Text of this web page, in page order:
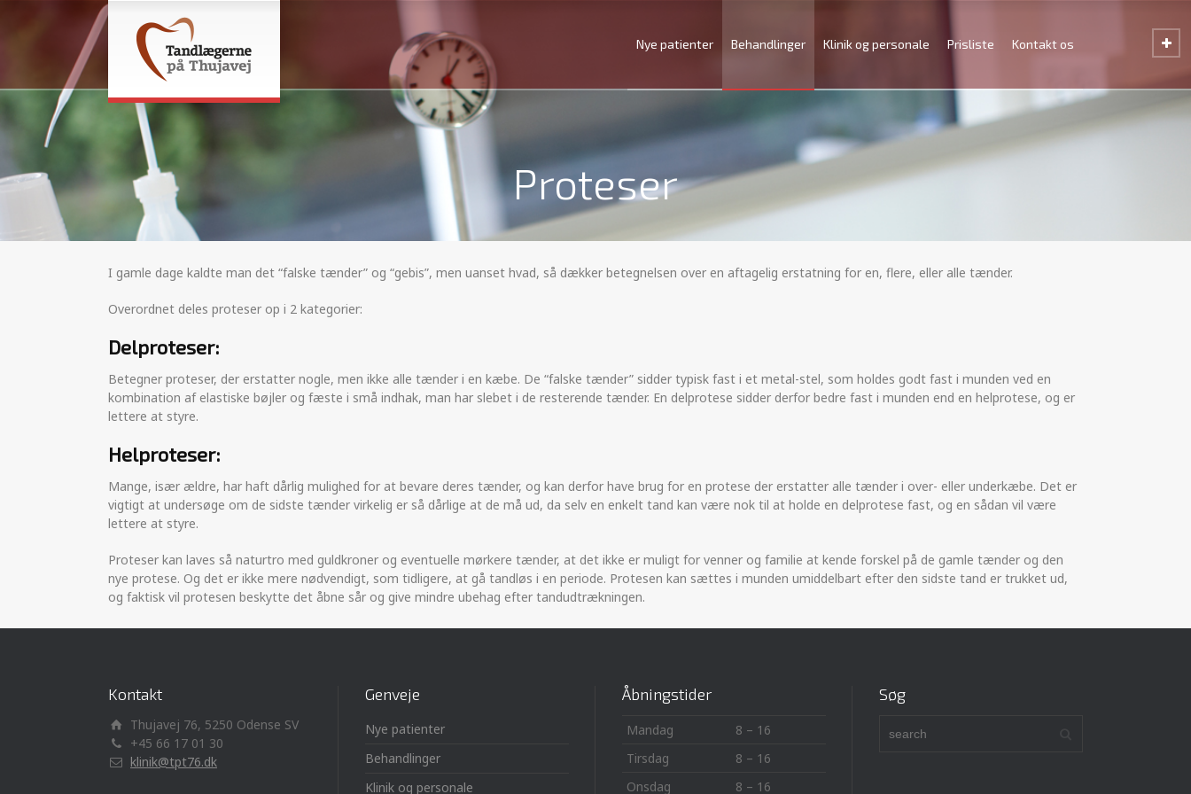
Nye patienter Behandlinger Klinik og personale Prisliste Kontakt os
Proteser
I gamle dage kaldte man det “falske tænder” og “gebis”, men uanset hvad, så dækker betegnelsen over en aftagelig erstatning for en, flere, eller alle tænder.
Overordnet deles proteser op i 2 kategorier:
Delproteser:
Betegner proteser, der erstatter nogle, men ikke alle tænder i en kæbe. De “falske tænder” sidder typisk fast i et metal-stel, som holdes godt fast i munden ved en
kombination af elastiske bøjler og fæste i små indhak, man har slebet i de resterende tænder. En delprotese sidder derfor bedre fast i munden end en helprotese, og er
lettere at styre.
Helproteser:
Mange, især ældre, har haft dårlig mulighed for at bevare deres tænder, og kan derfor have brug for en protese der erstatter alle tænder i over- eller underkæbe. Det er
vigtigt at undersøge om de sidste tænder virkelig er så dårlige at de må ud, da selv en enkelt tand kan være nok til at holde en delprotese fast, og en sådan vil være
lettere at styre.
Proteser kan laves så naturtro med guldkroner og eventuelle mørkere tænder, at det ikke er muligt for venner og familie at kende forskel på de gamle tænder og den
nye protese. Og det er ikke mere nødvendigt, som tidligere, at gå tandløs i en periode. Protesen kan sættes i munden umiddelbart efter den sidste tand er trukket ud,
og faktisk vil protesen beskytte det åbne sår og give mindre ubehag efter tandudtrækningen.
Kontakt
Thujavej 76, 5250 Odense SV
+45 66 17 01 30
klinik@tpt76.dk
Genveje
Nye patienter
Behandlinger
Klinik og personale
Åbningstider
Mandag
8 – 16
Tirsdag
8 – 16
Onsdag
8 – 16
Søg